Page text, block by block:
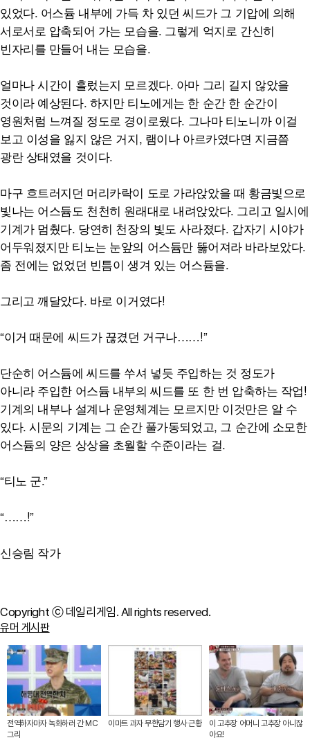
있었다. 어스듐 내부에 가득 차 있던 씨드가 그 기압에 의해
서로서로 압축되어 가는 모습을. 그렇게 억지로 간신히
빈자리를 만들어 내는 모습을.
얼마나 시간이 흘렀는지 모르겠다. 아마 그리 길지 않았을
것이라 예상된다. 하지만 티노에게는 한 순간 한 순간이
영원처럼 느껴질 정도로 경이로웠다. 그나마 티노니까 이걸
보고 이성을 잃지 않은 거지, 램이나 아르카였다면 지금쯤
광란 상태였을 것이다.
마구 흐트러지던 머리카락이 도로 가라앉았을 때 황금빛으로
빛나는 어스듐도 천천히 원래대로 내려앉았다. 그리고 일시에
기계가 멈췄다. 당연히 천장의 빛도 사라졌다. 갑자기 시야가
어두워졌지만 티노는 눈앞의 어스듐만 뚫어져라 바라보았다.
좀 전에는 없었던 빈틈이 생겨 있는 어스듐을.
그리고 깨달았다. 바로 이거였다!
“이거 때문에 씨드가 끊겼던 거구나……!”
단순히 어스듐에 씨드를 쑤셔 넣듯 주입하는 것 정도가
아니라 주입한 어스듐 내부의 씨드를 또 한 번 압축하는 작업!
기계의 내부나 설계나 운영체계는 모르지만 이것만은 알 수
있다. 시문의 기계는 그 순간 풀가동되었고, 그 순간에 소모한
어스듐의 양은 상상을 초월할 수준이라는 걸.
“티노 군.”
“……!”
신승림 작가
Copyright ⓒ 데일리게임. All rights reserved.
유머 게시판
전역하자마자 녹화하러 간 MC
그리
이마트 과자 무한담기 행사 근황
이 고추장 어머니 고추장 아니잖
아요!